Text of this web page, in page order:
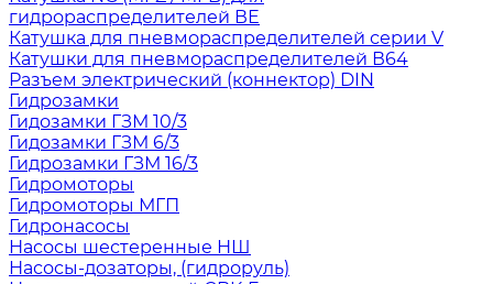
гидрораспределителей ВЕ
Катушка для пневмораспределителей серии V
Катушки для пневмораспределителей В64
Разъем электрический (коннектор) DIN
Гидрозамки
Гидозамки ГЗМ 10/3
Гидозамки ГЗМ 6/3
Гидрозамки ГЗМ 16/3
Гидромоторы
Гидромоторы МГП
Гидронасосы
Насосы шестеренные НШ
Насосы-дозаторы, (гидроруль)